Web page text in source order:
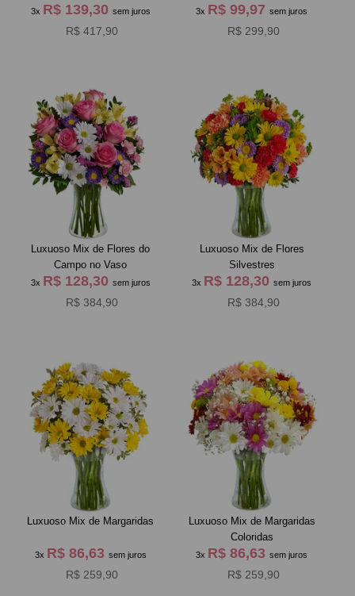
3x R$ 139,30 sem juros
R$ 417,90
3x R$ 99,97sem juros
R$ 299,90
Luxuoso Mix de Flores do
Campo no Vaso
3x R$ 128,30 sem juros
R$ 384,90
Luxuoso Mix de Flores
Silvestres
3x R$ 128,30sem juros
R$ 384,90
Luxuoso Mix de Margaridas
3x R$ 86,63 sem juros
R$ 259,90
Luxuoso Mix de Margaridas
Coloridas
3x R$ 86,63sem juros
R$ 259,90